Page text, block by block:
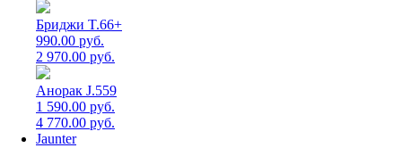
Бриджи T.66+
990.00 руб.
2 970.00 руб.
Анорак J.559
1 590.00 руб.
4 770.00 руб.
Jaunter